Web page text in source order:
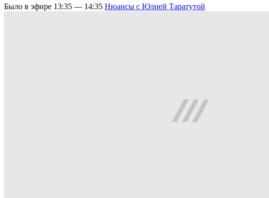
Было в эфире 13:35 — 14:35 Нюансы с Юлией Таратутой